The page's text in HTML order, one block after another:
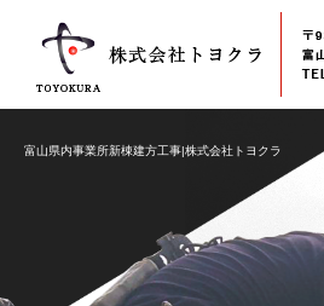
富山県内事業所新棟建方工事|株式会社トヨクラ